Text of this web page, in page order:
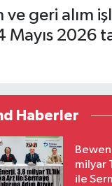
ve geri alım
Mayıs 2026
Haberler
milyar
ile